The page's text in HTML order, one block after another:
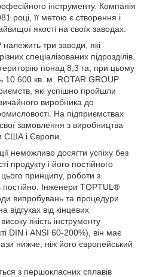
інструменту. Компанія
році, її метою є створення і
якості на своїх заводах.
три заводи, які
спеціалізованих підрозділів.
понад 8,3 га, при цьому
10 600 кв. м. ROTAR GROUP
які успішно пройшли
виробника до
На підприємствах
замовлення з виробництва
США і Європи.
неможливо досягти успіху без
продукту і його постійного
принципу, роботи з
постійно. Інженери TOPTUL®
випробувань та процедури
відгуках від кінцевих
якість інструменту
DIN і ANSI 60-200%), він має
нижче, ніж його європейський
з першокласних сплавів